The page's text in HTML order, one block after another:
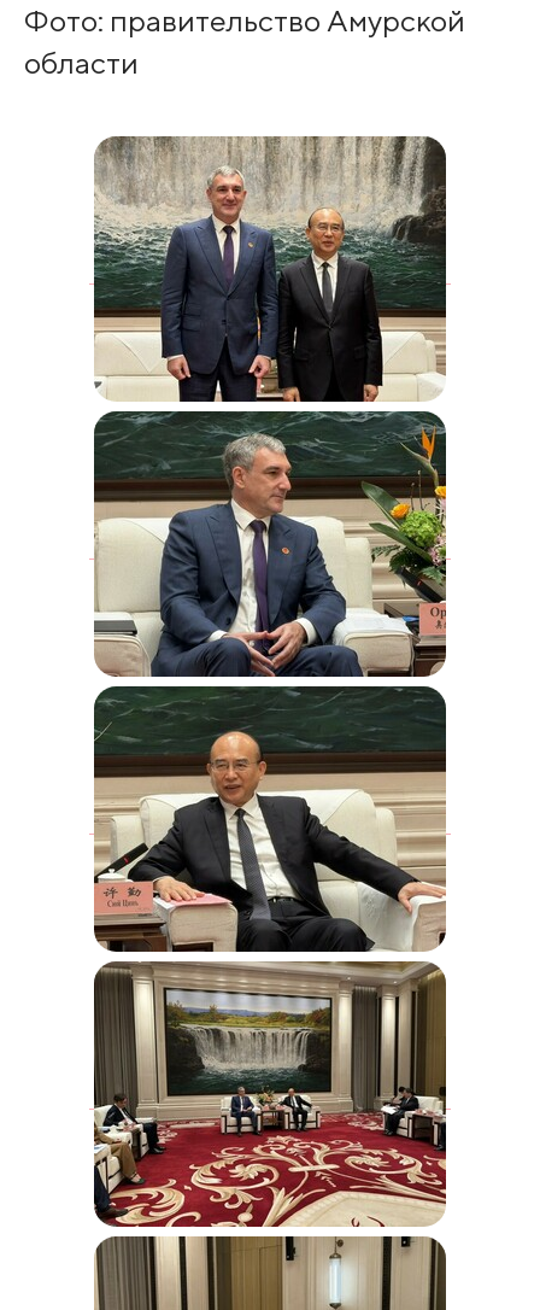
Фото: правительство Амурской
области